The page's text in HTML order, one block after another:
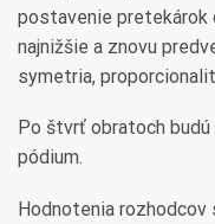
postavenie pretekárok
najnižšie a znovu
symetria,
Po štvrť obratoch
pódium.
Hodnotenia rozhodcov